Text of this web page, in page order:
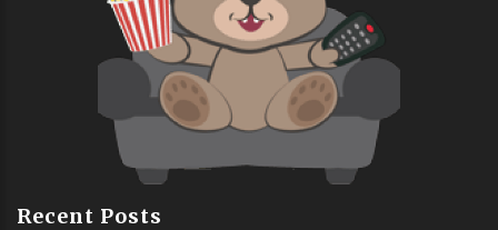
Recent Posts